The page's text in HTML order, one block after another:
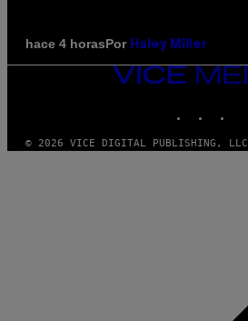
hace 4 horasPor Haley Miller
VICE
MEDIA
© 2026 VICE DIGITAL PUBLISHING, LLC